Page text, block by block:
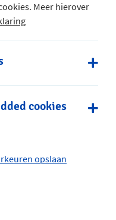
Meer hierover
cookies
opslaan